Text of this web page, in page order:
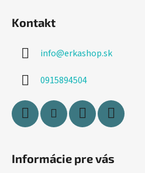
Kontakt
info@erkashop.sk
0915894504
Informácie pre vás